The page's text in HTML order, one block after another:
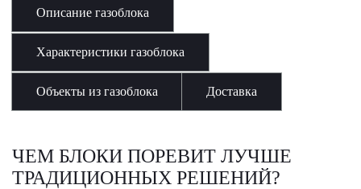
Описание газоблока
Характеристики газоблока
Объекты из газоблока Доставка
ЧЕМ БЛОКИ ПОРЕВИТ ЛУЧШЕ
ТРАДИЦИОННЫХ РЕШЕНИЙ?